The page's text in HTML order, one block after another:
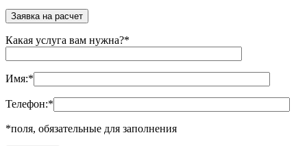
Заявка на расчет
Какая услуга вам нужна?*
Имя:*
Телефон:*
*поля, обязательные для заполнения